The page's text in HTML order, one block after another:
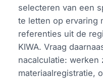
selecteren van een
te letten op ervaring
referenties uit de
KIWA. Vraag
nacalculatie:
materiaalregistratie,